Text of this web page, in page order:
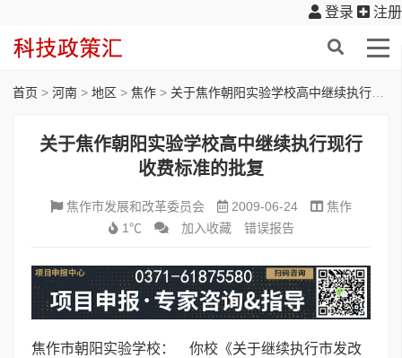
登录 注册
首页 > 河南 > 地区 > 焦作 > 关于焦作朝阳实验学校高中继续执行现行收费标准的批复
关于焦作朝阳实验学校高中继续执行现行
收费标准的批复
焦作市发展和改革委员会 2009-06-24
焦作
1℃
加入收藏 错误报告
焦作市朝阳实验学校： 你校《关于继续执行市发改